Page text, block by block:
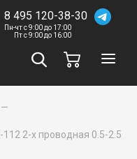
8 495 120-38-30
Пн-чт с 9:00 до 17:00
Пт с 9:00 до 16:00
2-х проводная 0.5-2.5